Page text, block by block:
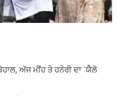
ਅੱਜ ਮੀਂਹ ਤੇ ਹਨੇਰੀ ਦਾ `ਯੈਲੋ